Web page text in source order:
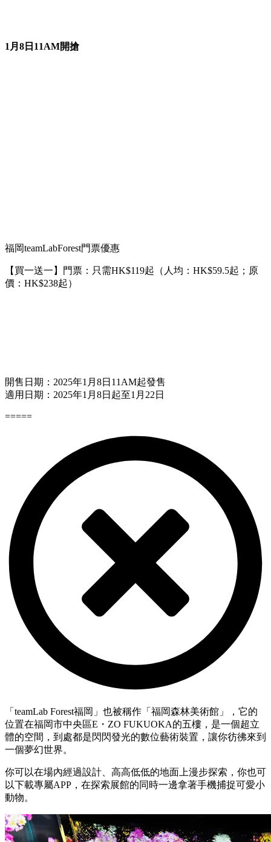
1月8日11AM開搶
福岡teamLabForest門票優惠
【買一送一】門票：只需HK$119起（人均：HK$59.5起；原
價：HK$238起）
開售日期：2025年1月8日11AM起發售
適用日期：2025年1月8日起至1月22日
=====
「teamLab Forest福岡」也被稱作「福岡森林美術館」，它的
位置在福岡市中央區E・ZO FUKUOKA的五樓，是一個超立
體的空間，到處都是閃閃發光的數位藝術裝置，讓你彷彿來到
一個夢幻世界。
你可以在場內經過設計、高高低低的地面上漫步探索，你也可
以下載專屬APP，在探索展館的同時一邊拿著手機捕捉可愛小
動物。